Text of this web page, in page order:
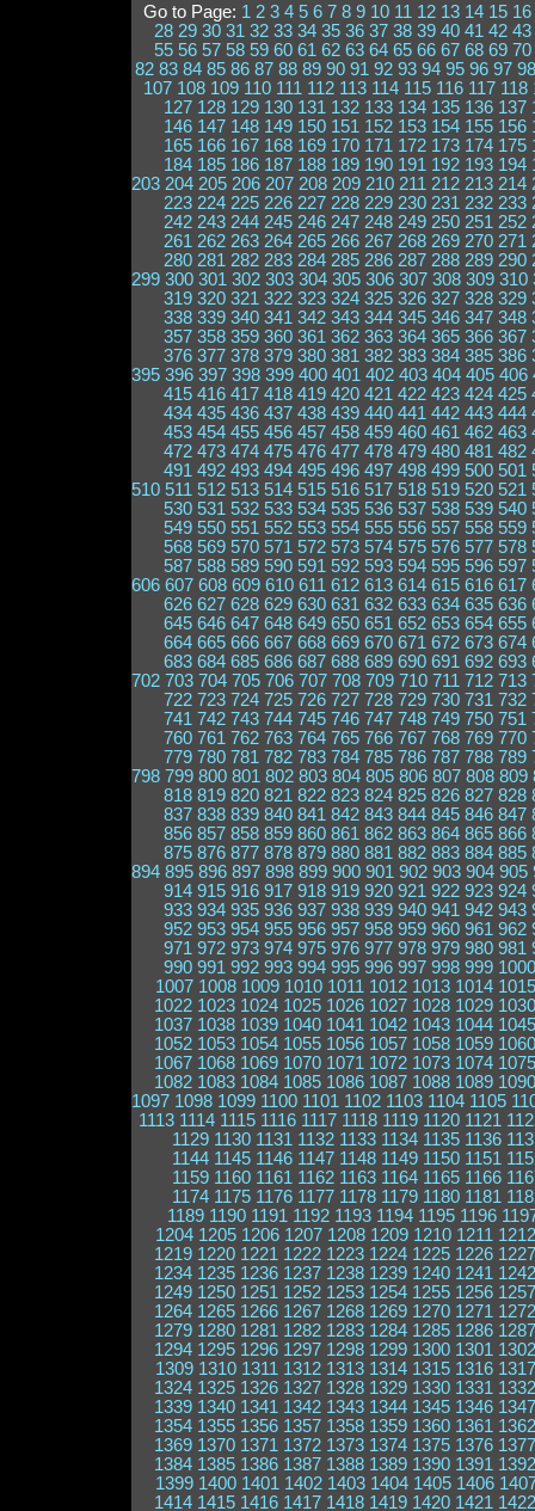
Go to Page: 1 2 3 4 5 6 7 8 9 10 11 12 13 14 15 16
28 29 30 31 32 33 34 35 36 37 38 39 40 41 42 43
55 56 57 58 59 60 61 62 63 64 65 66 67 68 69 70
82 83 84 85 86 87 88 89 90 91 92 93 94 95 96 97 98
107 108 109 110 111 112 113 114 115 116 117 118
127 128 129 130 131 132 133 134 135 136 137
146 147 148 149 150 151 152 153 154 155 156
165 166 167 168 169 170 171 172 173 174 175
184 185 186 187 188 189 190 191 192 193 194
203 204 205 206 207 208 209 210 211 212 213 214
223 224 225 226 227 228 229 230 231 232 233
242 243 244 245 246 247 248 249 250 251 252
261 262 263 264 265 266 267 268 269 270 271
280 281 282 283 284 285 286 287 288 289 290
299 300 301 302 303 304 305 306 307 308 309 310
319 320 321 322 323 324 325 326 327 328 329
338 339 340 341 342 343 344 345 346 347 348
357 358 359 360 361 362 363 364 365 366 367
376 377 378 379 380 381 382 383 384 385 386
395 396 397 398 399 400 401 402 403 404 405 406
415 416 417 418 419 420 421 422 423 424 425
434 435 436 437 438 439 440 441 442 443 444
453 454 455 456 457 458 459 460 461 462 463
472 473 474 475 476 477 478 479 480 481 482
491 492 493 494 495 496 497 498 499 500 501
510 511 512 513 514 515 516 517 518 519 520 521
530 531 532 533 534 535 536 537 538 539 540
549 550 551 552 553 554 555 556 557 558 559
568 569 570 571 572 573 574 575 576 577 578
587 588 589 590 591 592 593 594 595 596 597
606 607 608 609 610 611 612 613 614 615 616 617
626 627 628 629 630 631 632 633 634 635 636
645 646 647 648 649 650 651 652 653 654 655
664 665 666 667 668 669 670 671 672 673 674
683 684 685 686 687 688 689 690 691 692 693
702 703 704 705 706 707 708 709 710 711 712 713
722 723 724 725 726 727 728 729 730 731 732
741 742 743 744 745 746 747 748 749 750 751
760 761 762 763 764 765 766 767 768 769 770
779 780 781 782 783 784 785 786 787 788 789
798 799 800 801 802 803 804 805 806 807 808 809
818 819 820 821 822 823 824 825 826 827 828
837 838 839 840 841 842 843 844 845 846 847
856 857 858 859 860 861 862 863 864 865 866
875 876 877 878 879 880 881 882 883 884 885
894 895 896 897 898 899 900 901 902 903 904 905
914 915 916 917 918 919 920 921 922 923 924
933 934 935 936 937 938 939 940 941 942 943
952 953 954 955 956 957 958 959 960 961 962
971 972 973 974 975 976 977 978 979 980 981
990 991 992 993 994 995 996 997 998 999 1000
1007 1008 1009 1010 1011 1012 1013 1014 1015
1022 1023 1024 1025 1026 1027 1028 1029 1030
1037 1038 1039 1040 1041 1042 1043 1044 1045
1052 1053 1054 1055 1056 1057 1058 1059 1060
1067 1068 1069 1070 1071 1072 1073 1074 1075
1082 1083 1084 1085 1086 1087 1088 1089 1090
1097 1098 1099 1100 1101 1102 1103 1104 1105
1113 1114 1115 1116 1117 1118 1119 1120 1121
1129 1130 1131 1132 1133 1134 1135 1136
1144 1145 1146 1147 1148 1149 1150 1151
1159 1160 1161 1162 1163 1164 1165 1166
1174 1175 1176 1177 1178 1179 1180 1181
1189 1190 1191 1192 1193 1194 1195 1196
1204 1205 1206 1207 1208 1209 1210 1211 1212
1219 1220 1221 1222 1223 1224 1225 1226 1227
1234 1235 1236 1237 1238 1239 1240 1241 1242
1249 1250 1251 1252 1253 1254 1255 1256 1257
1264 1265 1266 1267 1268 1269 1270 1271 1272
1279 1280 1281 1282 1283 1284 1285 1286 1287
1294 1295 1296 1297 1298 1299 1300 1301 1302
1309 1310 1311 1312 1313 1314 1315 1316 1317
1324 1325 1326 1327 1328 1329 1330 1331 1332
1339 1340 1341 1342 1343 1344 1345 1346 1347
1354 1355 1356 1357 1358 1359 1360 1361 1362
1369 1370 1371 1372 1373 1374 1375 1376 1377
1384 1385 1386 1387 1388 1389 1390 1391 1392
1399 1400 1401 1402 1403 1404 1405 1406
1414 1415 1416 1417 1418 1419 1420 1421 1422